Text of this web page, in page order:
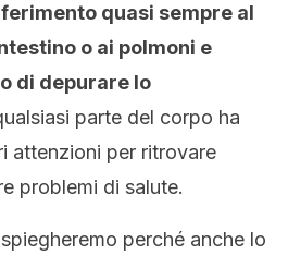
quasi sempre al
o ai polmoni e
di depurare lo
parte del corpo ha
attenzioni per ritrovare
problemi di salute.
perché anche lo